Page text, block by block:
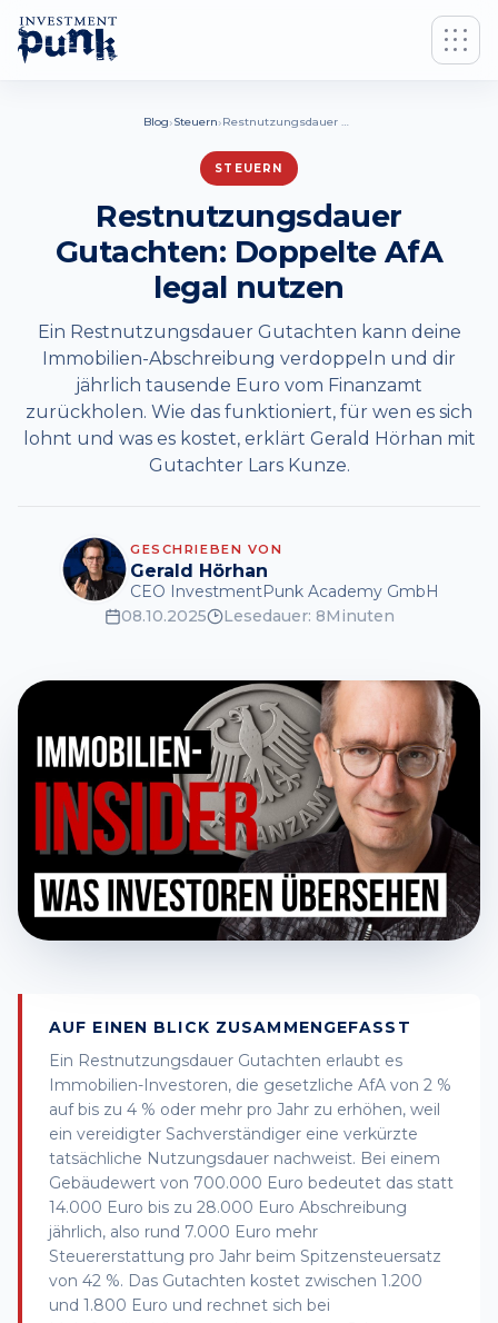
Blog›Steuern› Restnutzungsdauer Gutachten: Doppelte AfA legal nutzen
STEUERN
Restnutzungsdauer
Gutachten: Doppelte AfA
legal nutzen
Ein Restnutzungsdauer Gutachten kann deine
Immobilien-Abschreibung verdoppeln und dir
jährlich tausende Euro vom Finanzamt
zurückholen. Wie das funktioniert, für wen es sich
lohnt und was es kostet, erklärt Gerald Hörhan mit
Gutachter Lars Kunze.
GESCHRIEBEN VON
Gerald Hörhan
CEO InvestmentPunk Academy GmbH
08.10.2025
Lesedauer: 8Minuten
AUF EINEN BLICK ZUSAMMENGEFASST
Ein Restnutzungsdauer Gutachten erlaubt es
Immobilien-Investoren, die gesetzliche AfA von 2 %
auf bis zu 4 % oder mehr pro Jahr zu erhöhen, weil
ein vereidigter Sachverständiger eine verkürzte
tatsächliche Nutzungsdauer nachweist. Bei einem
Gebäudewert von 700.000 Euro bedeutet das statt
14.000 Euro bis zu 28.000 Euro Abschreibung
jährlich, also rund 7.000 Euro mehr
Steuererstattung pro Jahr beim Spitzensteuersatz
von 42 %. Das Gutachten kostet zwischen 1.200
und 1.800 Euro und rechnet sich bei